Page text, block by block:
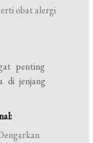
obat alergi
penting
di jenjang